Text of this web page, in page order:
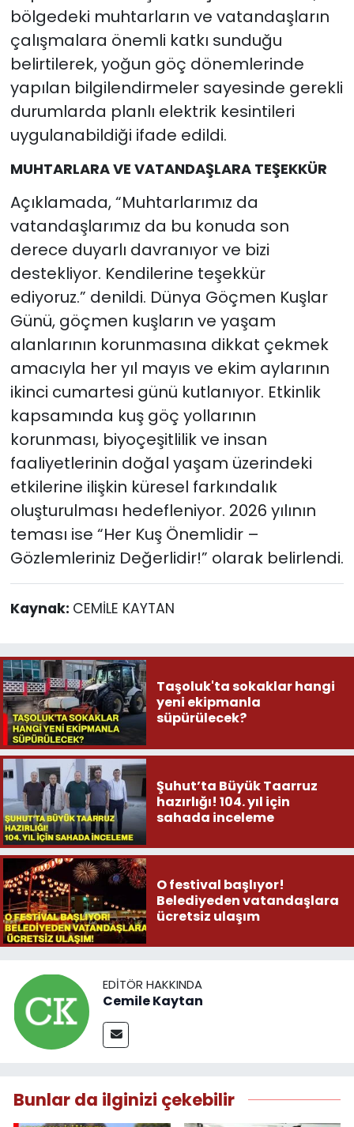
bölgedeki muhtarların ve vatandaşların
çalışmalara önemli katkı sunduğu
belirtilerek, yoğun göç dönemlerinde
yapılan bilgilendirmeler sayesinde gerekli
durumlarda planlı elektrik kesintileri
uygulanabildiği ifade edildi.
MUHTARLARA VE VATANDAŞLARA TEŞEKKÜR
Açıklamada, “Muhtarlarımız da
vatandaşlarımız da bu konuda son
derece duyarlı davranıyor ve bizi
destekliyor. Kendilerine teşekkür
ediyoruz.” denildi. Dünya Göçmen Kuşlar
Günü, göçmen kuşların ve yaşam
alanlarının korunmasına dikkat çekmek
amacıyla her yıl mayıs ve ekim aylarının
ikinci cumartesi günü kutlanıyor. Etkinlik
kapsamında kuş göç yollarının
korunması, biyoçeşitlilik ve insan
faaliyetlerinin doğal yaşam üzerindeki
etkilerine ilişkin küresel farkındalık
oluşturulması hedefleniyor. 2026 yılının
teması ise “Her Kuş Önemlidir –
Gözlemleriniz Değerlidir!” olarak belirlendi.
Kaynak: CEMİLE KAYTAN
Taşoluk'ta sokaklar hangi
yeni ekipmanla
süpürülecek?
Şuhut’ta Büyük Taarruz
hazırlığı! 104. yıl için
sahada inceleme
O festival başlıyor!
Belediyeden vatandaşlara
ücretsiz ulaşım
EDITÖR HAKKINDA
Cemile Kaytan
Bunlar da ilginizi çekebilir